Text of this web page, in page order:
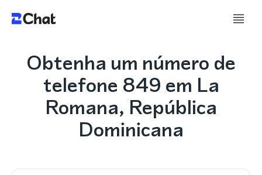
Obtenha um número de
telefone 849 em La
Romana, República
Dominicana